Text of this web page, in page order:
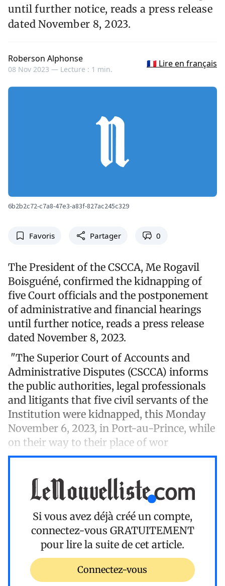
until further notice, reads a press release
dated November 8, 2023.
Roberson Alphonse
08 Nov 2023 — Lecture : 1 min.
🇫🇷 Lire en français
6b2b2c72-c7a8-47e3-a83f-827ac245c329
Favoris Partager 0
The President of the CSCCA, Me Rogavil
Boisguéné, confirmed the kidnapping of
five Court officials and the postponement
of administrative and financial hearings
until further notice, reads a press release
dated November 8, 2023.
"The Superior Court of Accounts and
Administrative Disputes (CSCCA) informs
the public authorities, legal professionals
and litigants that five civil servants of the
Institution were kidnapped, this Monday
November 6, 2023, in Port-au-Prince, while
on their way to their place of wor
Si vous avez déjà créé un compte,
connectez-vous GRATUITEMENT
pour lire la suite de cet article.
Connectez-vous